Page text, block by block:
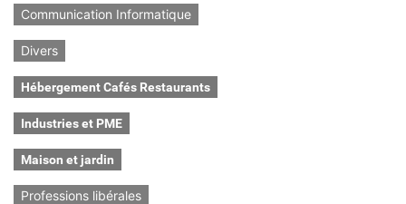
Communication Informatique
Divers
Hébergement Cafés Restaurants
Industries et PME
Maison et jardin
Professions libérales